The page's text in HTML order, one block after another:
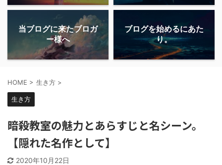
当ブログに来たブロガ
ー様へ
ブログを始めるにあた
り。
HOME > 生き方 >
生き方
暗殺教室の魅力とあらすじと名シーン。
【隠れた名作として】
2020年10月22日